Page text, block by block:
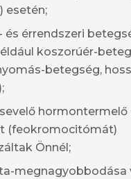
esetén;
és érrendszeri
koszorúér-
betegség,
(feokromocitómát)
Önnél;
megnagyobbodása